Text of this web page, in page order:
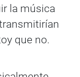
la música
que no.